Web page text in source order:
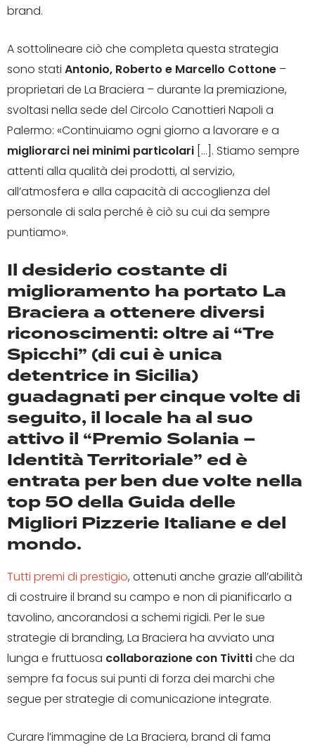
brand.
A sottolineare ciò che completa questa strategia
sono stati Antonio, Roberto e Marcello Cottone –
proprietari de La Braciera – durante la premiazione,
svoltasi nella sede del Circolo Canottieri Napoli a
Palermo: «Continuiamo ogni giorno a lavorare e a
migliorarci nei minimi particolari […]. Stiamo sempre
attenti alla qualità dei prodotti, al servizio,
all’atmosfera e alla capacità di accoglienza del
personale di sala perché è ciò su cui da sempre
puntiamo».
Il desiderio costante di
miglioramento ha portato La
Braciera a ottenere diversi
riconoscimenti: oltre ai “Tre
Spicchi” (di cui è unica
detentrice in Sicilia)
guadagnati per cinque volte di
seguito, il locale ha al suo
attivo il “Premio Solania –
Identità Territoriale” ed è
entrata per ben due volte nella
top 50 della Guida delle
Migliori Pizzerie Italiane e del
mondo.
Tutti premi di prestigio, ottenuti anche grazie all’abilità
di costruire il brand su campo e non di pianificarlo a
tavolino, ancorandosi a schemi rigidi. Per le sue
strategie di branding, La Braciera ha avviato una
lunga e fruttuosa collaborazione con Tivittiche da
sempre fa focus sui punti di forza dei marchi che
segue per strategie di comunicazione integrate.
Curare l’immagine de La Braciera, brand di fama